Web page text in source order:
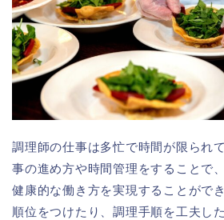
調理師の仕事は多忙で時間が限られ
事の進め方や時間管理をすることで
健康的な働き方を実現することがで
順位をつけたり、調理手順を工夫し